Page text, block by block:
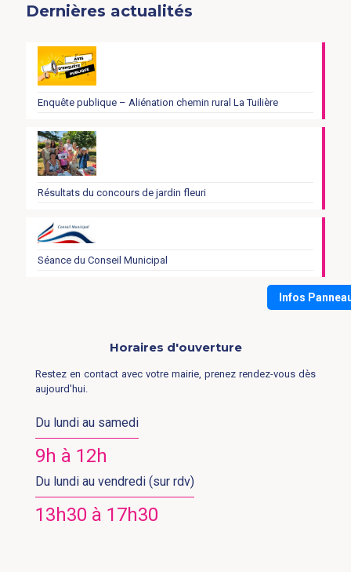
Dernières actualités
Enquête publique – Aliénation chemin rural La Tuilière
Résultats du concours de jardin fleuri
Séance du Conseil Municipal
Horaires d'ouverture
Restez en contact avec votre mairie, prenez rendez-vous dès
aujourd'hui.
Du lundi au samedi
9h à 12h
Du lundi au vendredi (sur rdv)
13h30 à 17h30
Infos